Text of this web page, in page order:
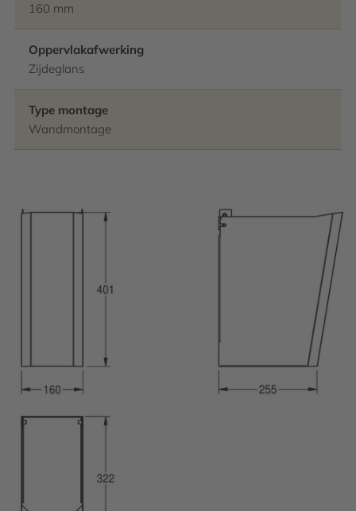
160 mm
Oppervlakafwerking
Zijdeglans
Type montage
Wandmontage